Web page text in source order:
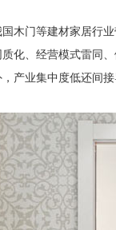
木门等建材家居行
化、经营模式雷同
产业集中度低还间